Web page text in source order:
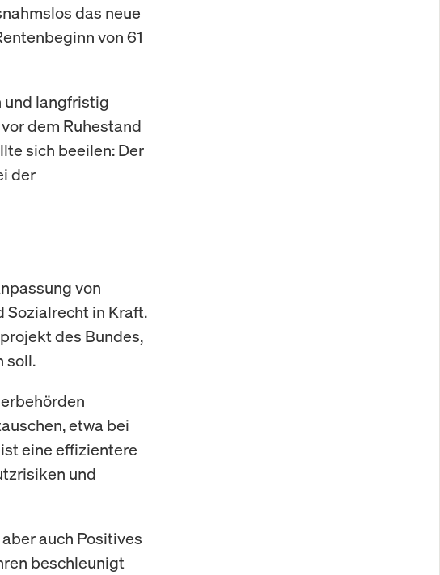
das neue
von 61
und langfristig
dem Ruhestand
sich beeilen: Der
der
von
in Kraft.
des Bundes,
soll.
etwa bei
eine effizientere
und
auch Positives
beschleunigt